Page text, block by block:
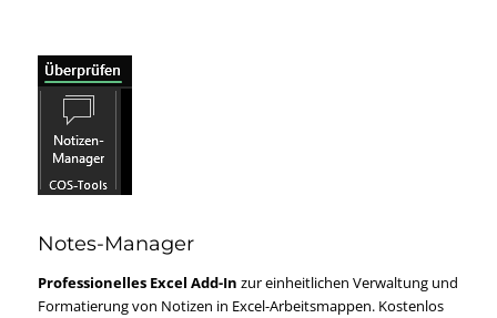
Notes-Manager
Professionelles Excel Add-In zur einheitlichen Verwaltung und
Formatierung von Notizen in Excel-Arbeitsmappen. Kostenlos